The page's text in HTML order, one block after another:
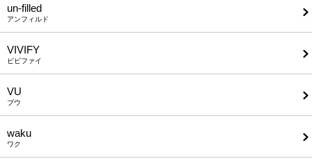
un-filled
アンフィルド
VIVIFY
ビビファイ
VU
ブウ
waku
ワク